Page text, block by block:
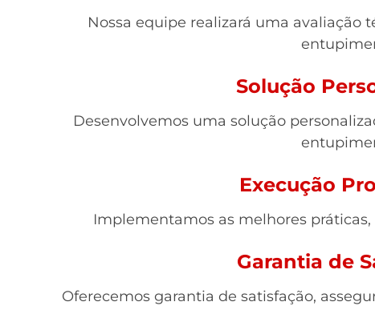
Nossa equipe realizará uma avaliação
Solução
Desenvolvemos uma solução
Execução
Implementamos as melhores
Garantia de
Oferecemos garantia de satisfação,